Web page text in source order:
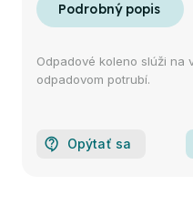
Odpadové koleno slúži na
odpadovom potrubí.
Opýtať sa